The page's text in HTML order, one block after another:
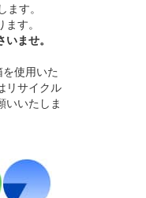
す。
す。
ませ。
使用いた
リサイクル
いいたしま